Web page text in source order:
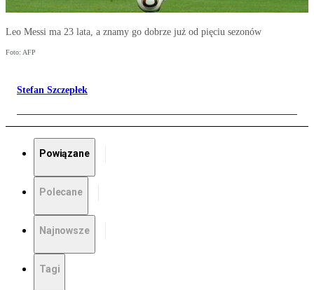
Leo Messi ma 23 lata, a znamy go dobrze już od pięciu sezonów
Foto: AFP
Stefan Szczepłek
Powiązane
Polecane
Najnowsze
Tagi